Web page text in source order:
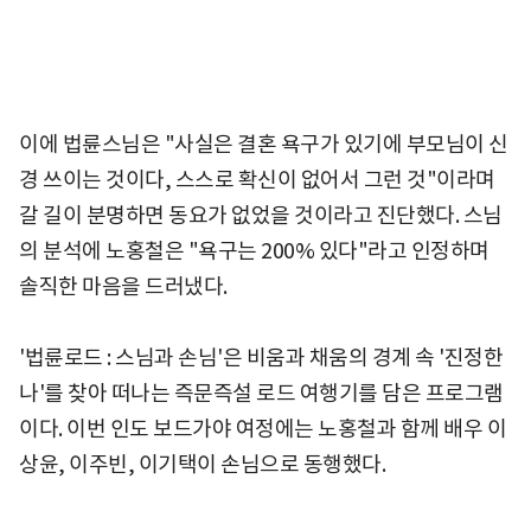
이에 법륜스님은 "사실은 결혼 욕구가 있기에 부모님이 신
경 쓰이는 것이다, 스스로 확신이 없어서 그런 것"이라며
갈 길이 분명하면 동요가 없었을 것이라고 진단했다. 스님
의 분석에 노홍철은 "욕구는 200% 있다"라고 인정하며
솔직한 마음을 드러냈다.
'법륜로드 : 스님과 손님'은 비움과 채움의 경계 속 '진정한
나'를 찾아 떠나는 즉문즉설 로드 여행기를 담은 프로그램
이다. 이번 인도 보드가야 여정에는 노홍철과 함께 배우 이
상윤, 이주빈, 이기택이 손님으로 동행했다.